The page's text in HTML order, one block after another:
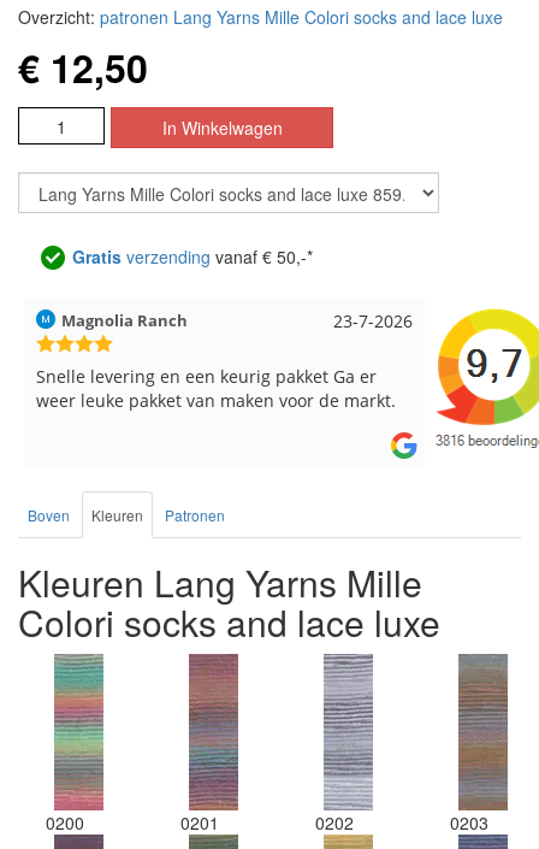
Overzicht: patronen Lang Yarns Mille Colori socks and lace luxe
€ 12,50
Gratis verzending vanaf € 50,-*
23-7-2026
Magnolia Ranch
Snelle levering en een keurig pakket Ga er
weer leuke pakket van maken voor de markt.
Hilde uit
Reeds
de service.
Boven Kleuren Patronen
Kleuren Lang Yarns Mille
Colori socks and lace luxe
0200 0201 0202 0203